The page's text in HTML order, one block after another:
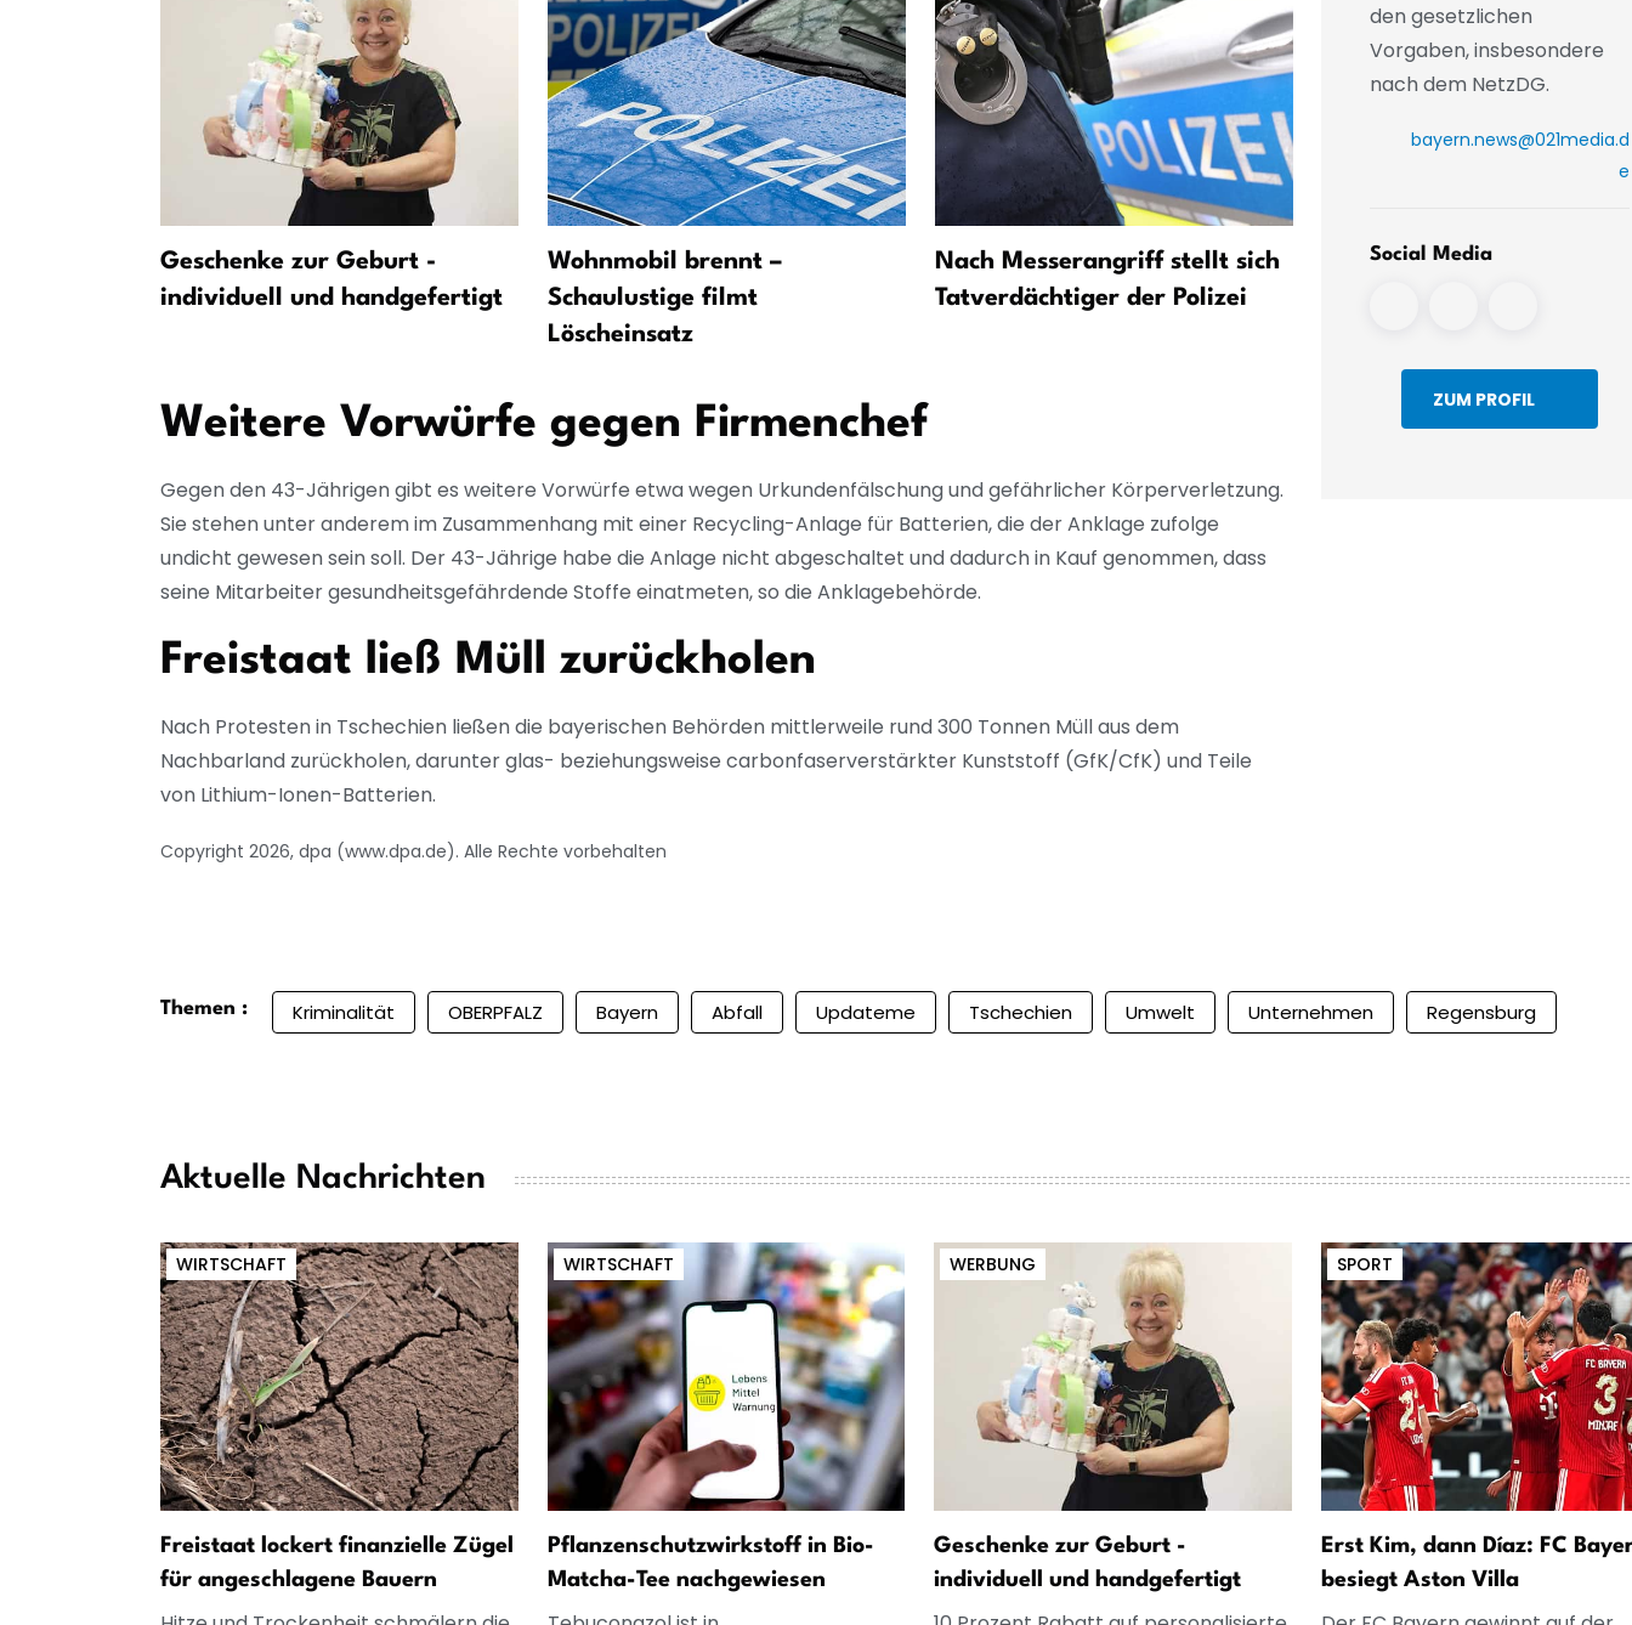
Geschenke zur Geburt -
individuell und handgefertigt
Wohnmobil brennt –
Schaulustige filmt
Löscheinsatz
Nach Messerangriff stellt sich
Tatverdächtiger der Polizei
Schleuser bringen
Weitere Vorwürfe gegen Firmenchef
Gegen den 43-Jährigen gibt es weitere Vorwürfe etwa wegen Urkundenfälschung und gefährlicher Körperverletzung.
Sie stehen unter anderem im Zusammenhang mit einer Recycling-Anlage für Batterien, die der Anklage zufolge
undicht gewesen sein soll. Der 43-Jährige habe die Anlage nicht abgeschaltet und dadurch in Kauf genommen, dass
seine Mitarbeiter gesundheitsgefährdende Stoffe einatmeten, so die Anklagebehörde.
Freistaat ließ Müll zurückholen
Nach Protesten in Tschechien ließen die bayerischen Behörden mittlerweile rund 300 Tonnen Müll aus dem
Nachbarland zurückholen, darunter glas- beziehungsweise carbonfaserverstärkter Kunststoff (GfK/CfK) und Teile
von Lithium-Ionen-Batterien.
Copyright 2026, dpa (www.dpa.de). Alle Rechte vorbehalten
den gesetzlichen
Vorgaben, insbesondere
nach dem NetzDG.
bayern.news@021media.d
e
Social Media
ZUM PROFIL
Themen : Kriminalität OBERPFALZ Bayern Abfall Updateme Tschechien Umwelt Unternehmen Regensburg
Aktuelle Nachrichten
WIRTSCHAFT
Freistaat lockert finanzielle Zügel
für angeschlagene Bauern
WIRTSCHAFT
Pflanzenschutzwirkstoff in Bio-
Matcha-Tee nachgewiesen
WERBUNG
Geschenke zur Geburt -
individuell und handgefertigt
SPORT
Erst Kim, dann Díaz: FC
besiegt Aston Villa